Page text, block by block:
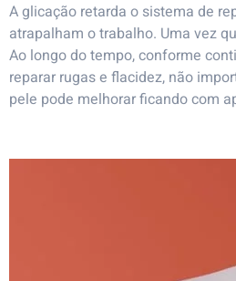
A glicação retarda o sistema de
atrapalham o trabalho. Uma vez
Ao longo do tempo, conforme
reparar rugas e flacidez, não
pele pode melhorar ficando com